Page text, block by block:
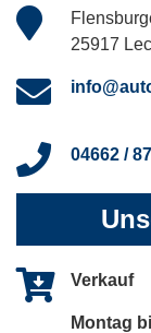
25917
04662 /
Verkauf
Montag